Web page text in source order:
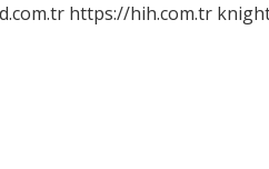
https://hih.com.tr